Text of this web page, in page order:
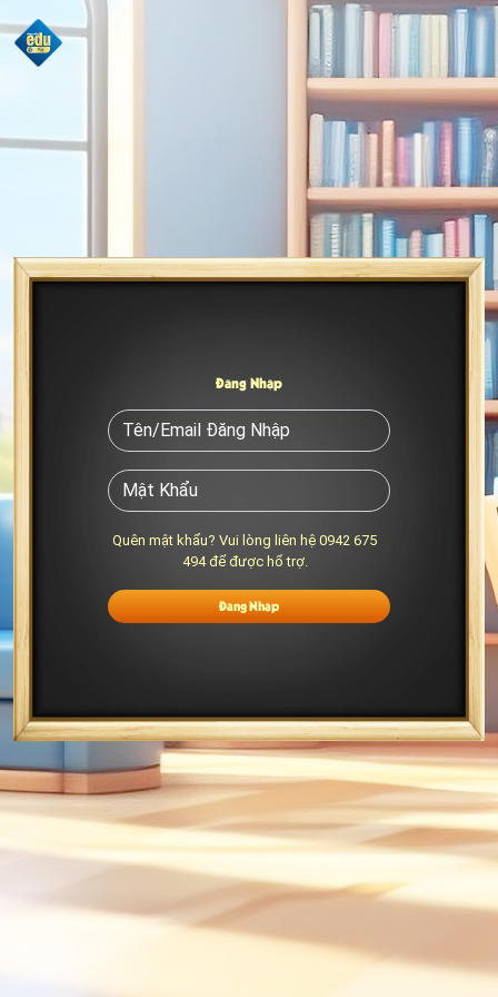
Đăng Nhập
Quên mật khẩu? Vui lòng liên hệ 0942 675
494 để được hổ trợ.
Đăng Nhập